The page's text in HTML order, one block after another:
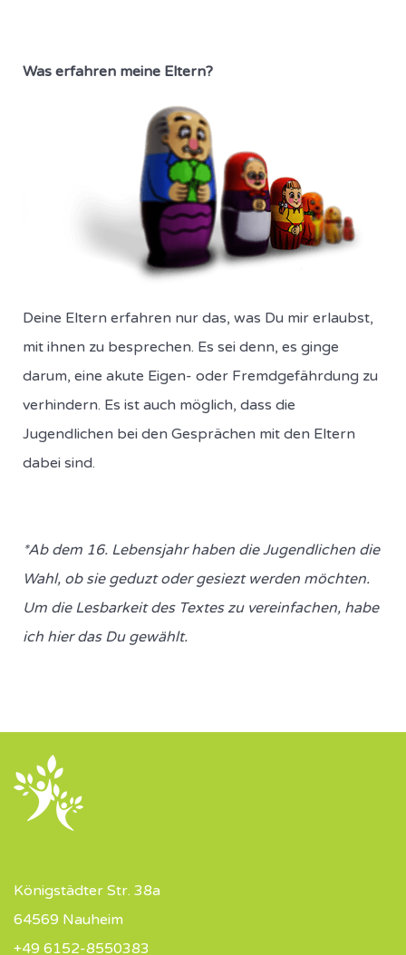
Was erfahren meine Eltern?
Deine Eltern erfahren nur das, was Du mir erlaubst,
mit ihnen zu besprechen. Es sei denn, es ginge
darum, eine akute Eigen- oder Fremdgefährdung zu
verhindern. Es ist auch möglich, dass die
Jugendlichen bei den Gesprächen mit den Eltern
dabei sind.
*Ab dem 16. Lebensjahr haben die Jugendlichen die
Wahl, ob sie geduzt oder gesiezt werden möchten.
Um die Lesbarkeit des Textes zu vereinfachen, habe
ich hier das Du gewählt.
Königstädter Str. 38a
64569 Nauheim
+49 6152-8550383